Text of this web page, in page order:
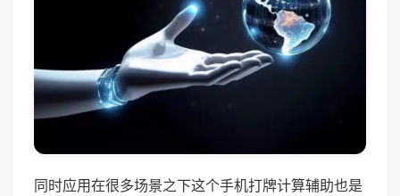
同时应用在很多场景之下这个手机打牌计算辅助也是